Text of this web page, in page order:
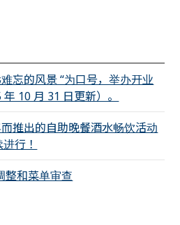
忘的风景 “为口号，举办开业
10 月 31 日更新）。
推出的自助晚餐酒水畅饮活动
行！
整和菜单审查